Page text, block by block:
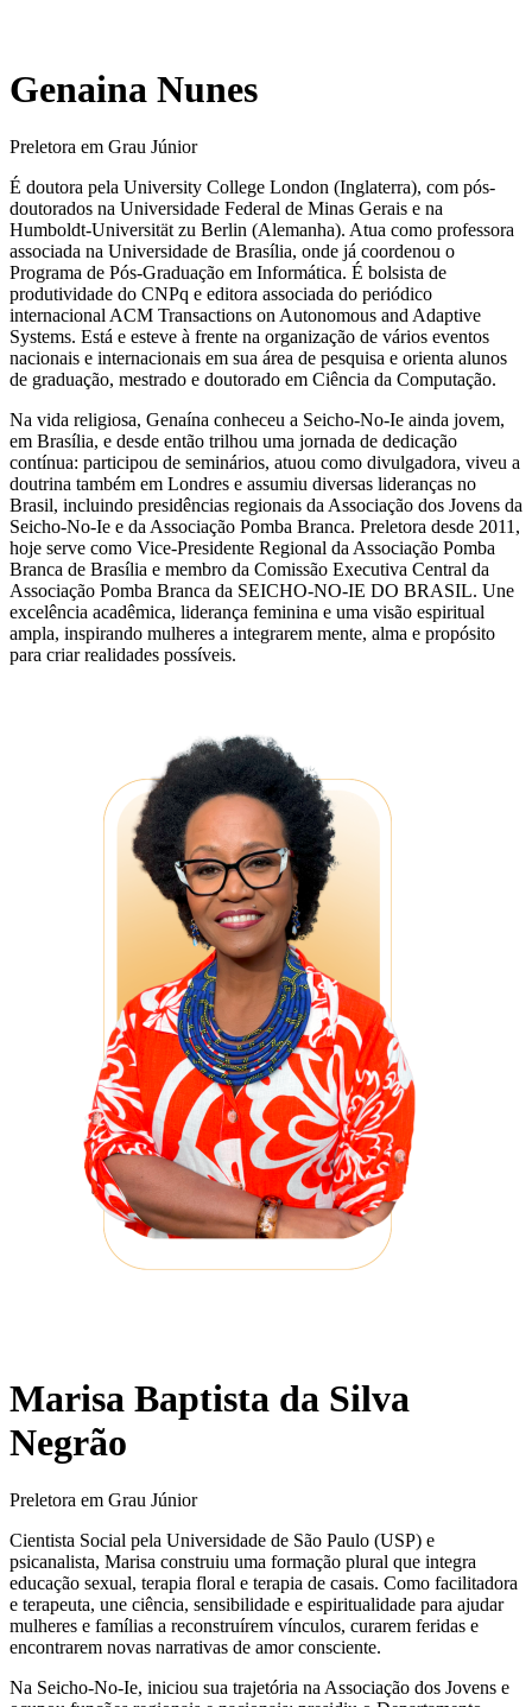
Genaina Nunes
Preletora em Grau Júnior
É doutora pela University College London (Inglaterra), com pós-
doutorados na Universidade Federal de Minas Gerais e na
Humboldt-Universität zu Berlin (Alemanha). Atua como professora
associada na Universidade de Brasília, onde já coordenou o
Programa de Pós-Graduação em Informática. É bolsista de
produtividade do CNPq e editora associada do periódico
internacional ACM Transactions on Autonomous and Adaptive
Systems. Está e esteve à frente na organização de vários eventos
nacionais e internacionais em sua área de pesquisa e orienta alunos
de graduação, mestrado e doutorado em Ciência da Computação.
Na vida religiosa, Genaína conheceu a Seicho-No-Ie ainda jovem,
em Brasília, e desde então trilhou uma jornada de dedicação
contínua: participou de seminários, atuou como divulgadora, viveu a
doutrina também em Londres e assumiu diversas lideranças no
Brasil, incluindo presidências regionais da Associação dos Jovens da
Seicho-No-Ie e da Associação Pomba Branca. Preletora desde 2011,
hoje serve como Vice-Presidente Regional da Associação Pomba
Branca de Brasília e membro da Comissão Executiva Central da
Associação Pomba Branca da SEICHO-NO-IE DO BRASIL. Une
excelência acadêmica, liderança feminina e uma visão espiritual
ampla, inspirando mulheres a integrarem mente, alma e propósito
para criar realidades possíveis.
Marisa Baptista da Silva
Negrão
Preletora em Grau Júnior
Cientista Social pela Universidade de São Paulo (USP) e
psicanalista, Marisa construiu uma formação plural que integra
educação sexual, terapia floral e terapia de casais. Como facilitadora
e terapeuta, une ciência, sensibilidade e espiritualidade para ajudar
mulheres e famílias a reconstruírem vínculos, curarem feridas e
encontrarem novas narrativas de amor consciente.
Na Seicho-No-Ie, iniciou sua trajetória na Associação dos Jovens e